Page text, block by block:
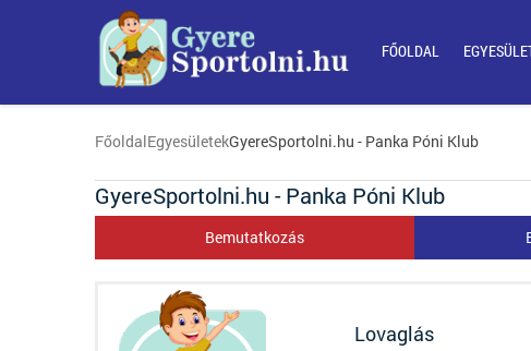
FŐOLDAL
FőoldalEgyesületekGyereSportolni.hu - Panka Póni Klub
GyereSportolni.hu - Panka Póni Klub
Bemutatkozás
Lovaglás